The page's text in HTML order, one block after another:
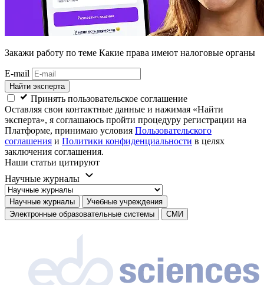
Закажи работу по теме Какие права имеют налоговые органы
E-mail
Найти эксперта
Принять пользовательское соглашение
Оставляя свои контактные данные и нажимая «Найти
эксперта», я соглашаюсь пройти процедуру регистрации на
Платформе, принимаю условия Пользовательского
соглашения и Политики конфиденциальности в целях
заключения соглашения.
Наши статьи цитируют
Научные журналы
Научные журналы
Учебные учреждения
Электронные образовательные системы
СМИ